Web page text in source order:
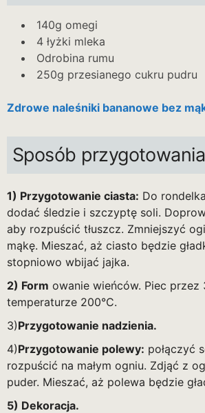
140g omegi
4 łyżki mleka
Odrobina rumu
250g przesianego cukru pudru
Zdrowe naleśniki bananowe bez
Sposób
1) Przygotowanie ciasta: Do
dodać śledzie i szczyptę soli.
aby rozpuścić tłuszcz. Zmniejszyć
mąkę. Mieszać, aż ciasto będzie
stopniowo wbijać jajka.
2) Form owanie wieńców. Piec przez
temperaturze 200°C.
3)Przygotowanie nadzienia.
4)Przygotowanie polewy: połączyć
rozpuścić na małym ogniu. Zdjąć z
puder. Mieszać, aż polewa będzie
5) Dekoracja.